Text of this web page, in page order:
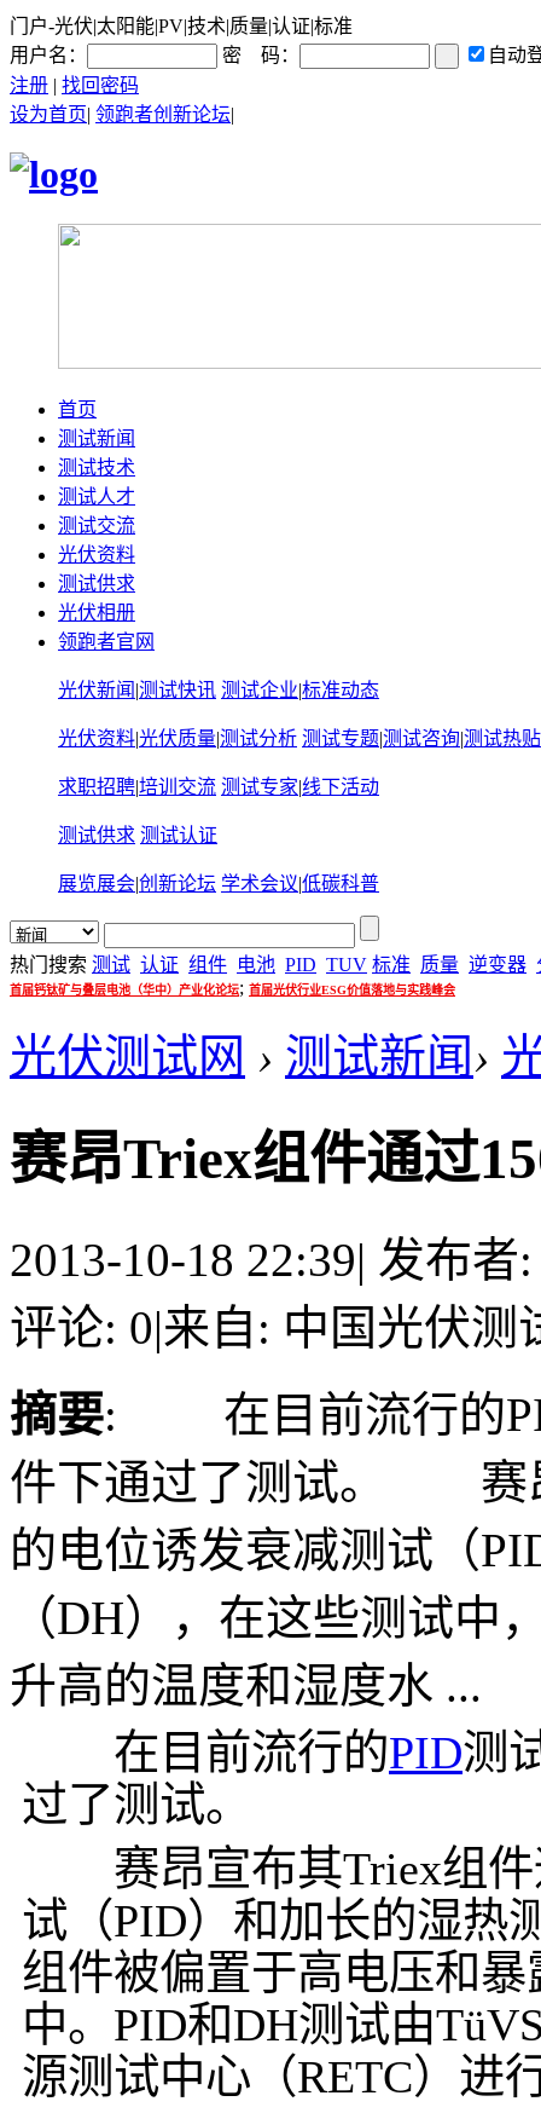
门户-光伏|太阳能|PV|技术|质量|认证|标准
用户名：
密 码：
自动
注册 | 找回密码
设为首页| 领跑者创新论坛|
首页
测试新闻
测试技术
测试人才
测试交流
光伏资料
测试供求
光伏相册
领跑者官网
光伏新闻 |测试快讯 测试企业|标准动态
光伏资料|光伏质量|测试分析 测试专题|测试咨询|测试热贴
求职招聘|培训交流 测试专家|线下活动
测试供求 测试认证
展览展会|创新论坛 学术会议|低碳科普
热门搜索 测试 认证 组件 电池 PID TUV 标准 质量 逆变器
首届钙钛矿与叠层电池（华中）产业化论坛; 首届光伏行业ESG价值落地与实践峰会
光伏测试网 › 测试新闻›
赛昂Triex组件通过
2013-10-18 22:39| 发布者
评论: 0|来自: 中国光伏测
摘要: 在目前流行的
件下通过了测试。 赛
的电位诱发衰减测试（
（DH），在这些测试中
升高的温度和湿度水 ...
在目前流行的PID测
过了测试。
赛昂宣布其Triex组件
试（PID）和加长的湿热
组件被偏置于高电压和
中。PID和DH测试由
源测试中心（RETC）进